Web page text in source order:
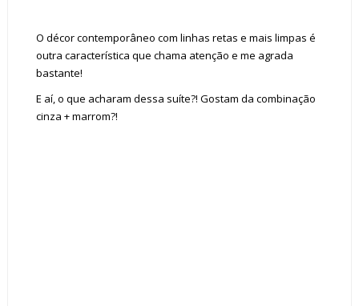
O décor contemporâneo com linhas retas e mais limpas é
outra característica que chama atenção e me agrada
bastante!
E aí, o que acharam dessa suíte?! Gostam da combinação
cinza + marrom?!